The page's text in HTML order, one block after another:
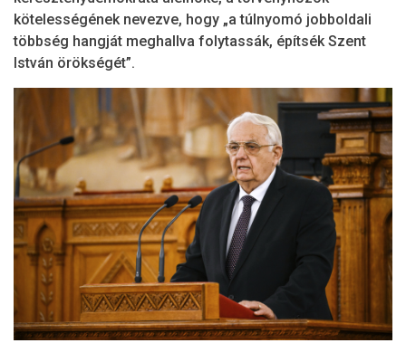
kötelességének nevezve, hogy „a túlnyomó jobboldali
többség hangját meghallva folytassák, építsék Szent
István örökségét”.